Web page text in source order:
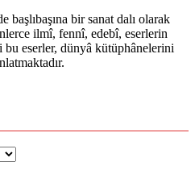
bir sanat dalı olarak
ilmî, fennî, edebî, eserlerin
bu eserler, dünyâ kütüphânelerini